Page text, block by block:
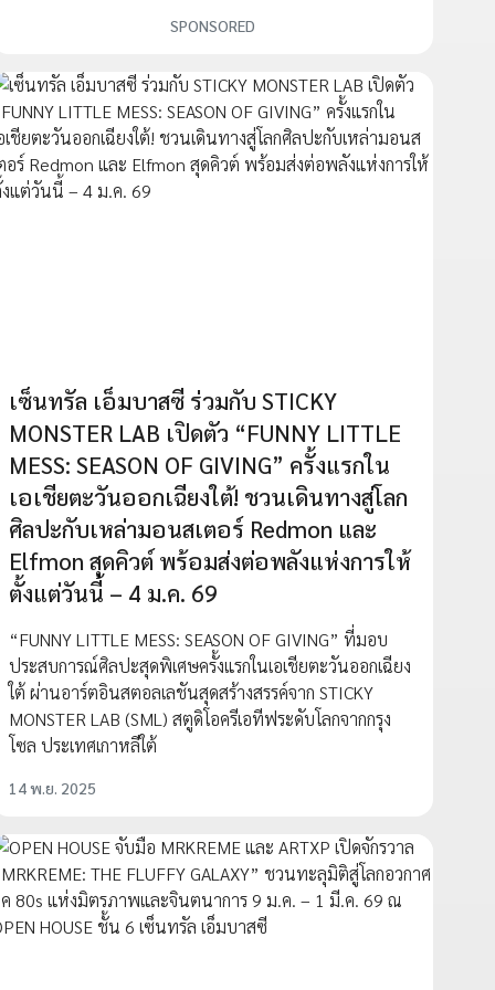
SPONSORED
เซ็นทรัล เอ็มบาสซี ร่วมกับ STICKY
MONSTER LAB เปิดตัว “FUNNY LITTLE
MESS: SEASON OF GIVING” ครั้งแรกใน
เอเชียตะวันออกเฉียงใต้! ชวนเดินทางสู่โลก
ศิลปะกับเหล่ามอนสเตอร์ Redmon และ
Elfmon สุดคิวต์ พร้อมส่งต่อพลังแห่งการให้
ตั้งแต่วันนี้ – 4 ม.ค. 69
“FUNNY LITTLE MESS: SEASON OF GIVING” ที่มอบ
ประสบการณ์ศิลปะสุดพิเศษครั้งแรกในเอเชียตะวันออกเฉียง
ใต้ ผ่านอาร์ตอินสตอลเลชันสุดสร้างสรรค์จาก STICKY
MONSTER LAB (SML) สตูดิโอครีเอทีฟระดับโลกจากกรุง
โซล ประเทศเกาหลีใต้
14 พ.ย. 2025